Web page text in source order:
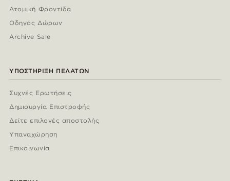
Ατομική Φροντίδα
Οδηγός Δώρων
Archive Sale
ΥΠΟΣΤΉΡΙΞΗ ΠΕΛΑΤΏΝ
Συχνές Ερωτήσεις
Δημιουργία Επιστροφής
Δείτε επιλογές αποστολής
Υπαναχώρηση
Επικοινωνία